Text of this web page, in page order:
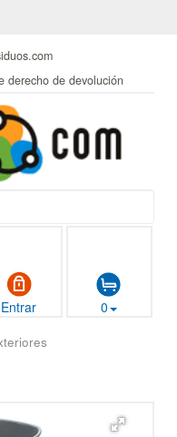
derecho de devolución
Entrar 0